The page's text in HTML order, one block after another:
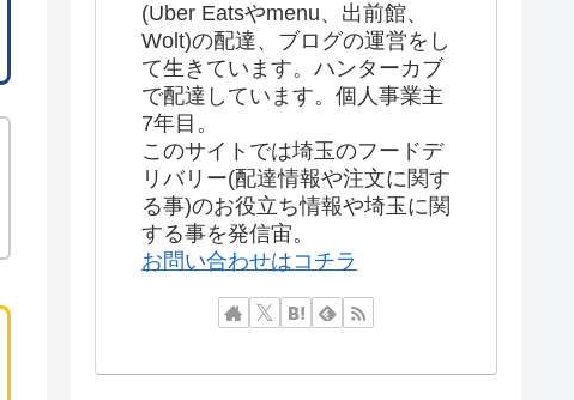
(Uber Eatsやmenu、出前館、
Wolt)の配達、ブログの運営をし
て生きています。ハンターカブ
で配達しています。個人事業主
7年目。
このサイトでは埼玉のフードデ
リバリー(配達情報や注文に関す
る事)のお役立ち情報や埼玉に関
する事を発信宙。
お問い合わせはコチラ